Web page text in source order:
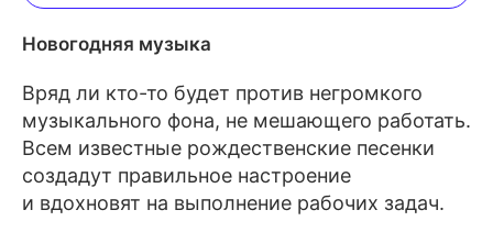
Новогодняя музыка
Вряд ли кто-то будет против негромкого
музыкального фона, не мешающего работать.
Всем известные рождественские песенки
создадут правильное настроение
и вдохновят на выполнение рабочих задач.